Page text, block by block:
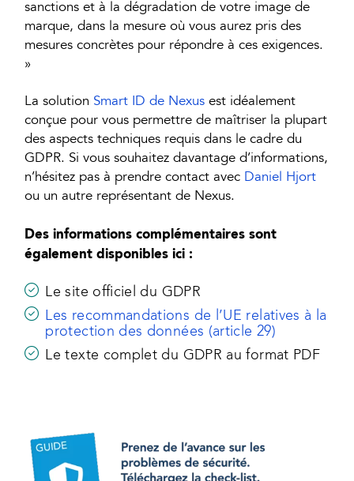
sanctions et à la dégradation de votre image de
marque, dans la mesure où vous aurez pris des
mesures concrètes pour répondre à ces exigences.
»
La solution Smart ID de Nexus est idéalement
conçue pour vous permettre de maîtriser la plupart
des aspects techniques requis dans le cadre du
GDPR. Si vous souhaitez davantage d’informations,
n’hésitez pas à prendre contact avec Daniel Hjort
ou un autre représentant de Nexus.
Des informations complémentaires sont
également disponibles ici :
Le site officiel du GDPR
Les recommandations de l’UE relatives à la
protection des données (article 29)
Le texte complet du GDPR au format PDF